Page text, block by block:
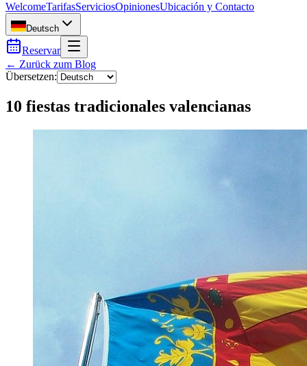
WelcomeTarifasServiciosOpinionesUbicación y Contacto
Deutsch
Reservar
← Zurück zum Blog
Übersetzen:
10 fiestas tradicionales valencianas